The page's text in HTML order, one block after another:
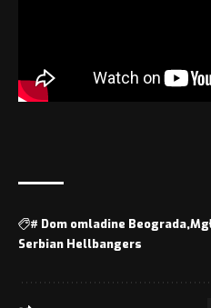
# Dom omladine Beograda
Serbian Hellbangers